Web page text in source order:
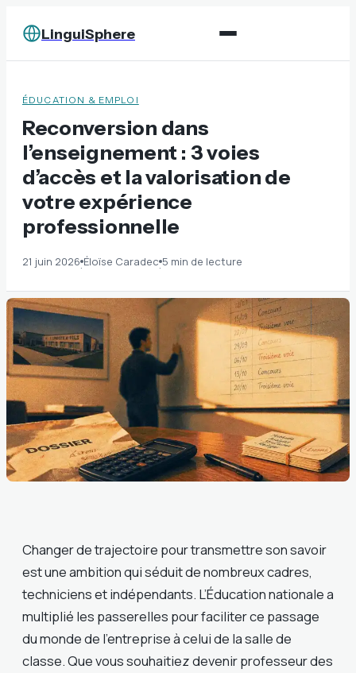
LinguiSphere
ÉDUCATION & EMPLOI
Reconversion dans
l’enseignement : 3 voies
d’accès et la valorisation de
votre expérience
professionnelle
21 juin 2026·Éloïse Caradec·5 min de lecture
Changer de trajectoire pour transmettre son savoir
est une ambition qui séduit de nombreux cadres,
techniciens et indépendants. L’Éducation nationale a
multiplié les passerelles pour faciliter ce passage
du monde de l’entreprise à celui de la salle de
classe. Que vous souhaitiez devenir professeur des